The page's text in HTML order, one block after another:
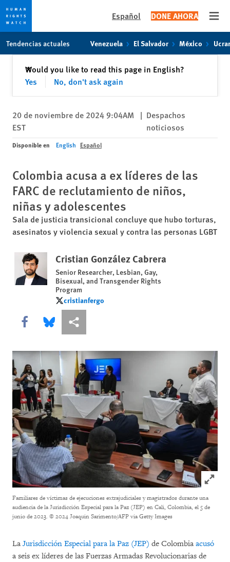
content
Español DONE AHORA
Tendencias actuales Venezuela El Salvador México
Would you like to read this page in English?
Yes
No, don't ask again
✕Cerrar
20 de noviembre de 2024 9:04AM
EST
| Despachos
noticiosos
Disponible en English Español
Colombia acusa a ex líderes de las
FARC de reclutamiento de niños,
niñas y adolescentes
Sala de justicia transicional concluye que hubo torturas,
asesinatos y violencia sexual y contra las personas LGBT
Cristian González Cabrera
Senior Researcher, Lesbian, Gay,
Bisexual, and Transgender Rights
Program
cristianfergo
cristianfergo
Share this via Facebook
Share this via Bluesky
Share this via Compartir
Click
Familiares de víctimas de ejecuciones extrajudiciales y magistrados durante una
audiencia de la Jurisdicción Especial para la Paz (JEP) en Cali, Colombia, el 5 de
junio de 2023. © 2024 Joaquin Sarimento/AFP via Getty Images
La Jurisdicción Especial para la Paz (JEP) de Colombia acusó
a seis ex líderes de las Fuerzas Armadas Revolucionarias de